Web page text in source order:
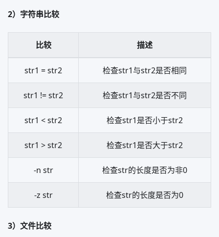
2）字符串比较
比较 描述
str1 = str2 检查str1与str2是否相同
str1 != str2 检查str1与str2是否不同
str1 < str2 检查str1是否小于str2
str1 > str2 检查str1是否大于str2
-n str 检查str的长度是否为非0
-z str 检查str的长度是否为0
3）文件比较